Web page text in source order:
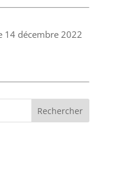
14 décembre 2022